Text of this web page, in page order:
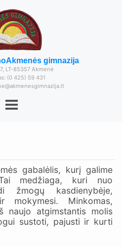
Akmenės gimnazija
LT-85357 Akmenė
(0 425) 59 431
gabalėlis, kurį galime
medžiaga, kuri nuo
žmogų kasdienybėje,
mokymesi. Minkomas,
naujo atgimstantis molis
sustoti, pajusti ir kurti